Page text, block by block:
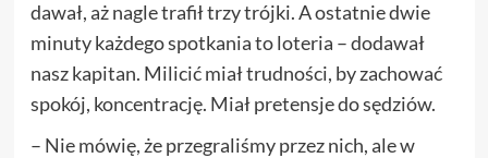
dawał, aż nagle trafił trzy trójki. A ostatnie dwie
minuty każdego spotkania to loteria – dodawał
nasz kapitan. Milicić miał trudności, by zachować
spokój, koncentrację. Miał pretensje do sędziów.
– Nie mówię, że przegraliśmy przez nich, ale w